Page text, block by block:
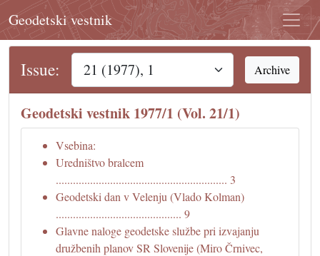
Geodetski vestnik
Issue: Archive
Geodetski vestnik 1977/1 (Vol. 21/1)
Vsebina:
Uredništvo bralcem
............................................................ 3
Geodetski dan v Velenju (Vlado Kolman)
............................................ 9
Glavne naloge geodetske službe pri izvajanju
družbenih planov SR Slovenije (Miro Črnivec,